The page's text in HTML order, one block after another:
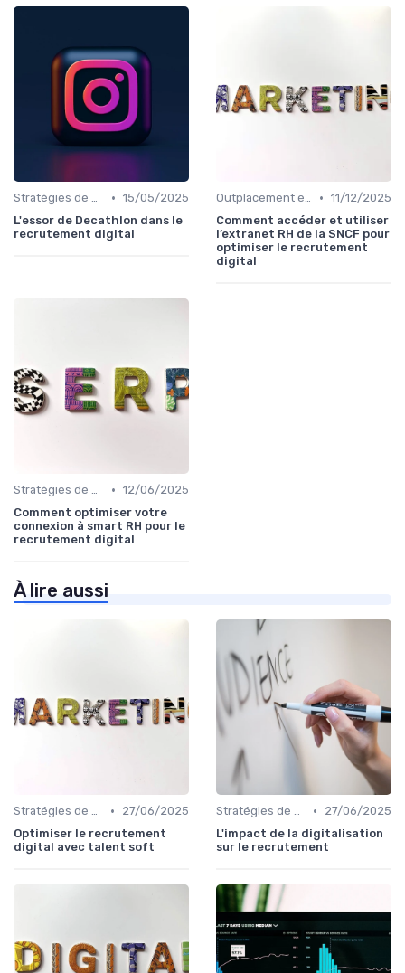
Stratégies de Recrutement Digital • 15/05/2025
L'essor de Decathlon dans le
recrutement digital
Outplacement et Conseil RH • 11/12/2025
Comment accéder et utiliser
l’extranet RH de la SNCF pour
optimiser le recrutement
digital
Stratégies de Recrutement Digital • 12/06/2025
Comment optimiser votre
connexion à smart RH pour le
recrutement digital
À lire aussi
Stratégies de Recrutement Digital •
27/06/2025
Optimiser le recrutement
digital avec talent soft
Stratégies de Recrutement Digital •
27/06/2025
L'impact de la digitalisation
sur le recrutement